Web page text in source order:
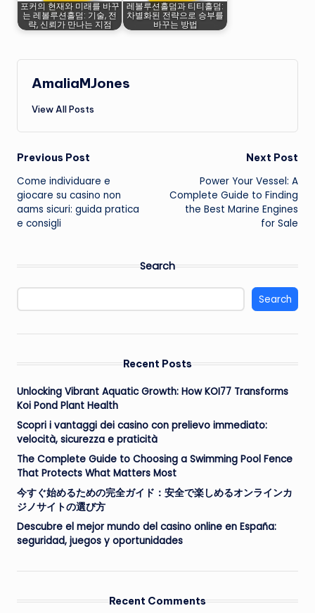
포커의 현재와 미래를 바꾸
는 레볼루션홀덤: 기술, 전
략, 신뢰가 만나는 지점
레볼루션홀덤과 티티홀덤:
차별화된 전략으로 승부를
바꾸는 방법
AmaliaMJones
View All Posts
Post
navigation
Previous Post
Come individuare e
giocare su casino non
aams sicuri: guida pratica
e consigli
Next Post
Power Your Vessel: A
Complete Guide to Finding
the Best Marine Engines
for Sale
Search
Search
Recent Posts
Unlocking Vibrant Aquatic Growth: How KOI77 Transforms
Koi Pond Plant Health
Scopri i vantaggi dei casino con prelievo immediato:
velocità, sicurezza e praticità
The Complete Guide to Choosing a Swimming Pool Fence
That Protects What Matters Most
今すぐ始めるための完全ガイド：安全で楽しめるオンラインカ
ジノサイトの選び方
Descubre el mejor mundo del casino online en España:
seguridad, juegos y oportunidades
Recent Comments